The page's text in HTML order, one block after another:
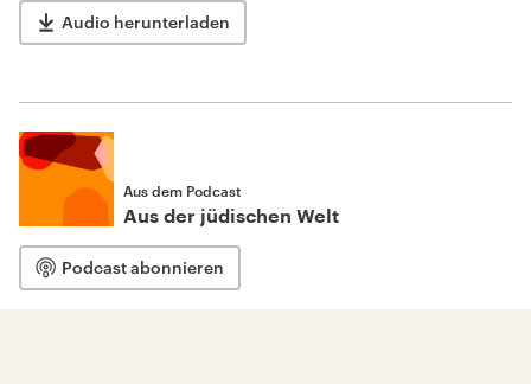
Audio herunterladen
Aus dem Podcast
Aus der jüdischen Welt
Podcast abonnieren